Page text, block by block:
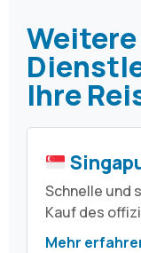
Weitere
Ihre
Schnelle und
Kauf des
Mehr